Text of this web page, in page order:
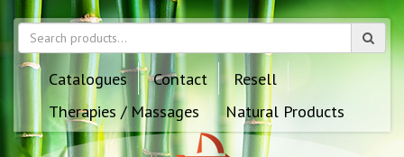
Catalogues Contact
Resell
Therapies / Massages
Natural Products